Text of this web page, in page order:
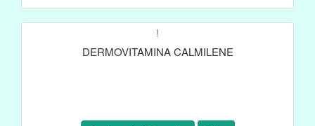
!
DERMOVITAMINA CALMILENE